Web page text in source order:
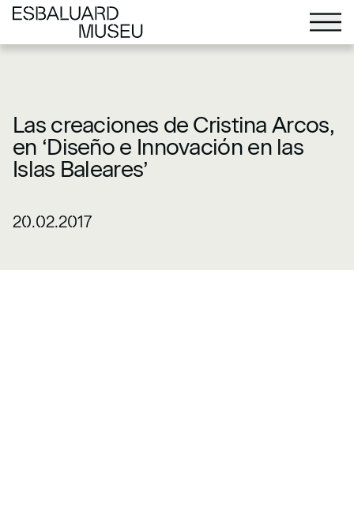
Las creaciones de Cristina Arcos,
en ‘Diseño e Innovación en las
Islas Baleares’
20.02.2017